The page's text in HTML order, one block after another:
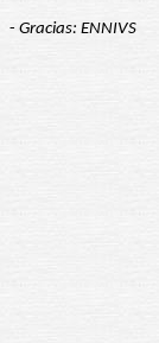
- Gracias: ENNIVS